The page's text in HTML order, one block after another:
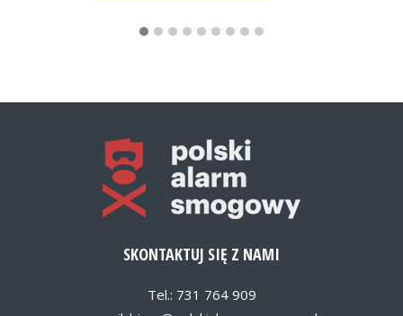
SKONTAKTUJ SIĘ Z NAMI
Tel.: 731 764 909